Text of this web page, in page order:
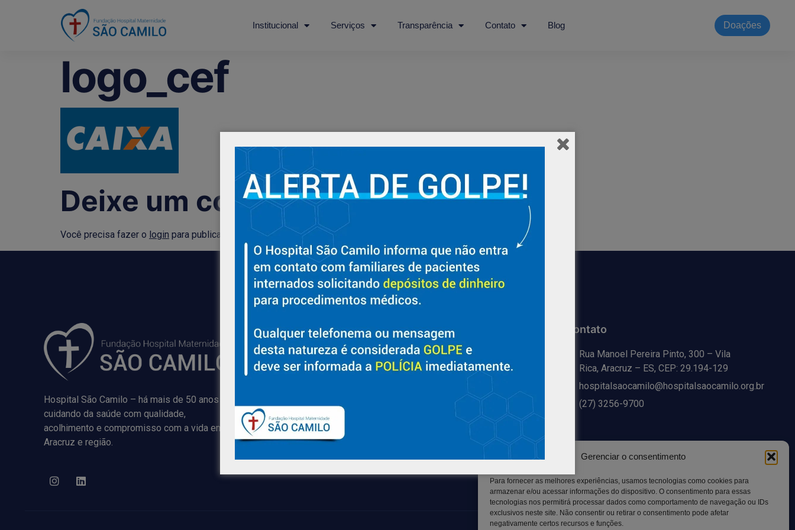
Gerenciar o consentimento
Para fornecer as melhores experiências, usamos tecnologias como cookies para
armazenar e/ou acessar informações do dispositivo. O consentimento para essas
tecnologias nos permitirá processar dados como comportamento de navegação ou IDs
exclusivos neste site. Não consentir ou retirar o consentimento pode afetar
negativamente certos recursos e funções.
Institucional Serviços Transparência Contato Blog Doações
logo_cef
Deixe um comentário
Você precisa fazer o login para publicar um comentário.
Hospital São Camilo – há mais de 50 anos
cuidando da saúde com qualidade,
acolhimento e compromisso com a vida em
Aracruz e região.
Sobre
Nossa História e Fundador
Diretorias
Trabalhe Conosco
Blog
Suporte
Ouvidoria
Contato
Transparência
Canal LGPD e Segurança da
Contato
Rua Manoel Pereira Pinto, 300 – Vila
Rica, Aracruz – ES, CEP: 29.194-129
hospitalsaocamilo@hospitalsaocamilo.org.br
(27) 3256-9700